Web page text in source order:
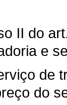
II do
e
de
do